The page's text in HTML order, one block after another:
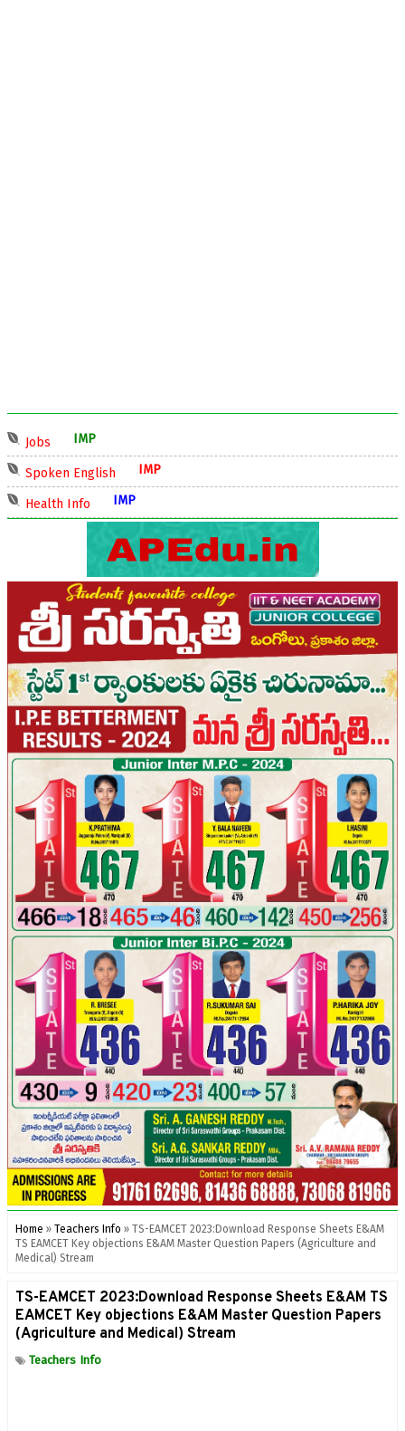
Jobs
Spoken English
Health Info
Home » Teachers Info » TS-EAMCET 2023:Download Response Sheets E&AM
TS EAMCET Key objections E&AM Master Question Papers (Agriculture and
Medical) Stream
TS-EAMCET 2023:Download Response Sheets E&AM TS
EAMCET Key objections E&AM Master Question Papers
(Agriculture and Medical) Stream
Teachers Info